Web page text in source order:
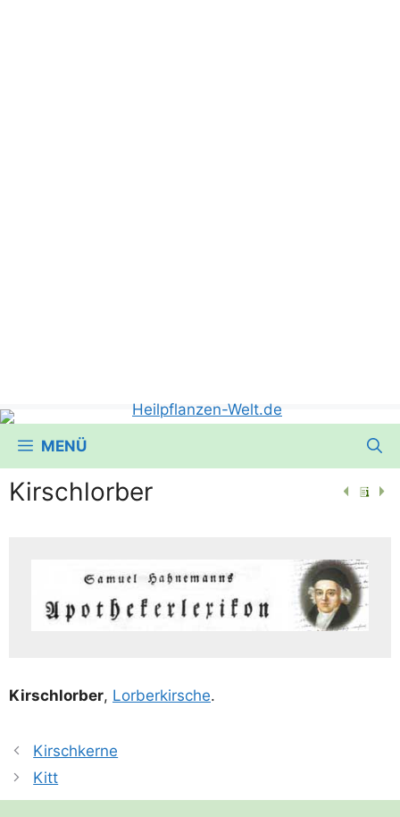
MENÜ
Kirschlorber
Kirsch­lor­ber, Lor­ber­kir­sche.
Kirschkerne
Kitt